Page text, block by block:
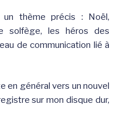
thème précis : Noël,
solfège, les héros des
de communication lié à
en général vers un nouvel
sur mon disque dur,